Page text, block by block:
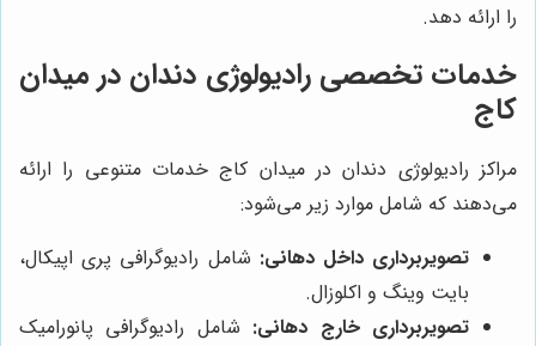
را ارائه دهد.
خدمات تخصصی رادیولوژی دندان در میدان
کاج
مراکز رادیولوژی دندان در میدان کاج خدمات متنوعی را ارائه
می‌دهند که شامل موارد زیر می‌شود:
تصویربرداری داخل دهانی: شامل رادیوگرافی پری اپیکال،
بایت وینگ و اکلوزال.
تصویربرداری خارج دهانی: شامل رادیوگرافی پانورامیک